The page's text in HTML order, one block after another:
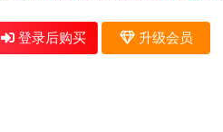
登录后购买 升级会员